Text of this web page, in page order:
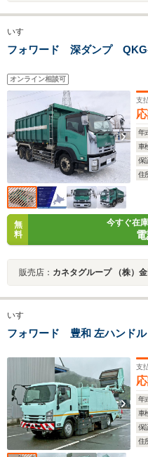
いすゞ
フォワード 深ダンプ
オンライン相談可
支
年
車
保
住
無
料
今すぐ在
販売店： カネタグループ （株）金
いすゞ
フォワード 豊和 左ハンド
支
年
車
保
住